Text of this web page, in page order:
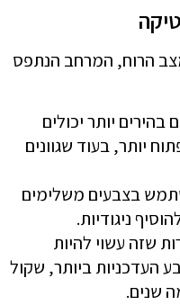
הרוח, המרחב הנתפס
בהירים יותר יכולים
יותר, בעוד שגוונים
בצבעים משלימים
ניגודיות.
שזה עשוי להיות
העדכניות ביותר, שקול
שנים.